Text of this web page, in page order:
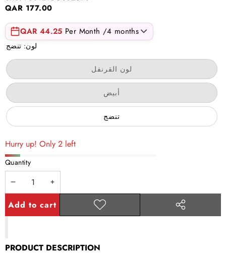
QAR 177.00
QAR 44.25 Per Month /4 months
لون: تنضج
لون القرنفل
out
أبيض
out
تنضج
Hurry up! Only 2 left
Quantity
Decrease
quantity
Increase
quantity
Add to cart
PRODUCT DESCRIPTION